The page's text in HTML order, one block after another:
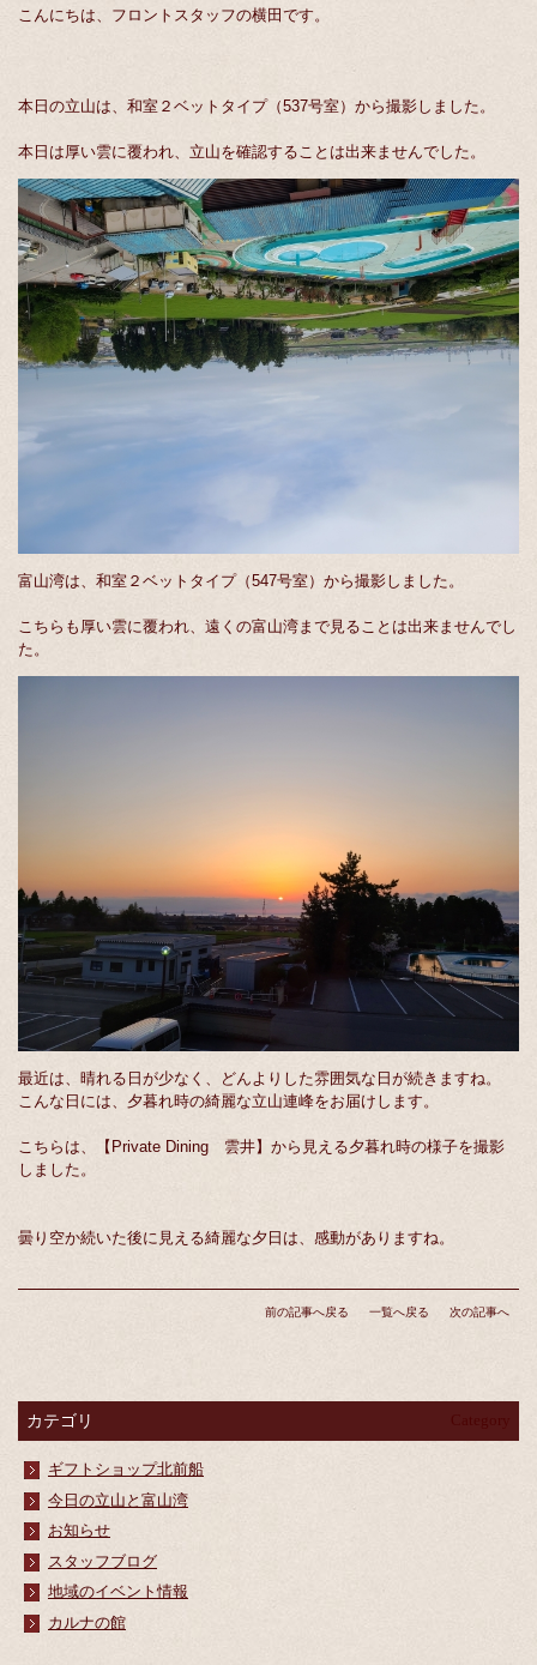
こんにちは、フロントスタッフの横田です。
本日の立山は、和室２ベットタイプ（537号室）から撮影しました。
本日は厚い雲に覆われ、立山を確認することは出来ませんでした。
富山湾は、和室２ベットタイプ（547号室）から撮影しました。
こちらも厚い雲に覆われ、遠くの富山湾まで見ることは出来ませんでし
た。
最近は、晴れる日が少なく、どんよりした雰囲気な日が続きますね。
こんな日には、夕暮れ時の綺麗な立山連峰をお届けします。
​こちらは、【Private Dining 雲井】から見える夕暮れ時の様子を撮影
しました。
曇り空か続いた後に見える綺麗な夕日は、感動がありますね。
前の記事へ戻る 一覧へ戻る 次の記事へ
カテゴリ
ギフトショップ北前船
今日の立山と富山湾
お知らせ
スタッフブログ
地域のイベント情報
カルナの館